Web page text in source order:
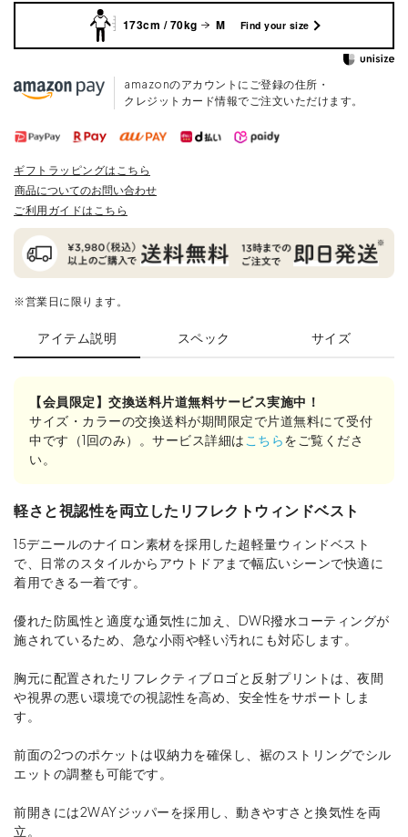
173cm / 70kg M Find your size
amazonのアカウントにご登録の住所・
クレジットカード情報でご注文いただけます。
ギフトラッピングはこちら
商品についてのお問い合わせ
ご利用ガイドはこちら
※営業日に限ります。
アイテム説明 スペック サイズ
【会員限定】交換送料片道無料サービス実施中！
サイズ・カラーの交換送料が期間限定で片道無料にて受付
中です（1回のみ）。サービス詳細は こちらをご覧くださ
い。
軽さと視認性を両立したリフレクトウィンドベスト
15デニールのナイロン素材を採用した超軽量ウィンドベスト
で、日常のスタイルからアウトドアまで幅広いシーンで快適に
着用できる一着です。
優れた防風性と適度な通気性に加え、DWR撥水コーティングが
施されているため、急な小雨や軽い汚れにも対応します。
胸元に配置されたリフレクティブロゴと反射プリントは、夜間
や視界の悪い環境での視認性を高め、安全性をサポートしま
す。
前面の2つのポケットは収納力を確保し、裾のストリングでシル
エットの調整も可能です。
前開きには2WAYジッパーを採用し、動きやすさと換気性を両
立。